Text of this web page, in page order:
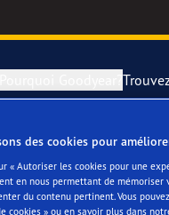
Pourquoi Goodyear?
F1 SuperSport
des cookies pour
« Autoriser les cookies pour une
en nous permettant de
du contenu pertinent. Vous
cookies » ou en savoir plus dans